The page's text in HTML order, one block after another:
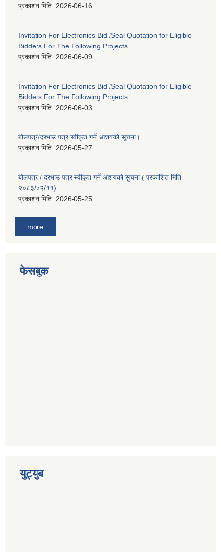
प्रकाशन मिति: 2026-06-16
Invitation For Electronics Bid /Seal Quotation for Eligible
Bidders For The Following Projects
प्रकाशन मिति: 2026-06-09
Invitation For Electronics Bid /Seal Quotation for Eligible
Bidders For The Following Projects
प्रकाशन मिति: 2026-06-03
बोलपत्र/दरभाउ पत्र स्वीकृत गर्ने आशयको सूचना।
प्रकाशन मिति: 2026-05-27
बोलपत्र / दरभाउ पत्र स्वीकृत गर्ने आशयको सुचना ( प्रकाशित मिति :
२०८३/०२/११)
प्रकाशन मिति: 2026-05-25
more
फेसबुक
युट्युब